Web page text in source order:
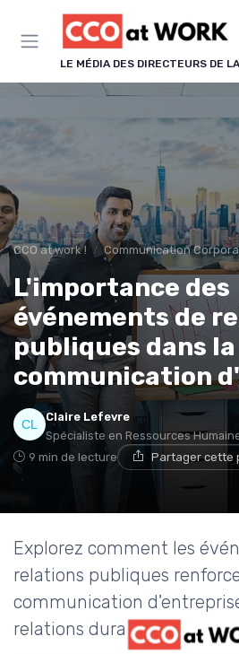
LE MÉDIA DES DIRECTEURS DE
CCO at work ! Communication Corporate &
L'importance des
événements de
publiques dans la
communication
Claire Lefevre
Spécialiste en Ressources
9 min de lecture Partager cette
Explorez comment les
relations publiques
communication
relations durables avec les
Panneau de gestion des cookies